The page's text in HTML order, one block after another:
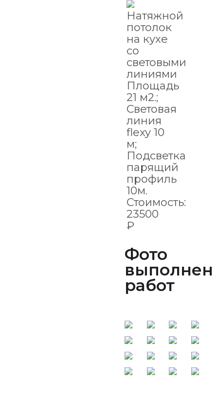
Натяжной
потолок
на кухе
со
световыми
линиями
Площадь
21 м2.;
Световая
линия
flexy 10
м;
Подсветка
парящий
профиль
10м.
Стоимость:
23500
₽
Фото
работ